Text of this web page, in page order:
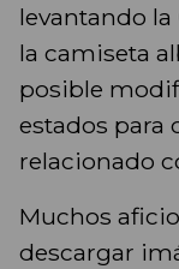
levantando la
la camiseta
posible
estados
relacionado
Muchos
descargar